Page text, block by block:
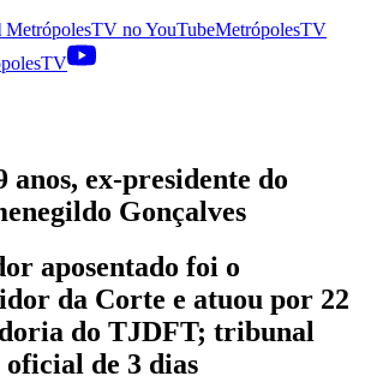
MetrópolesTV noYouTubeMetrópolesTV
anos, ex-presidente do
Gonçalves
aposentado foi o
da Corte e atuou por 22
do TJDFT; tribunal
de 3 dias